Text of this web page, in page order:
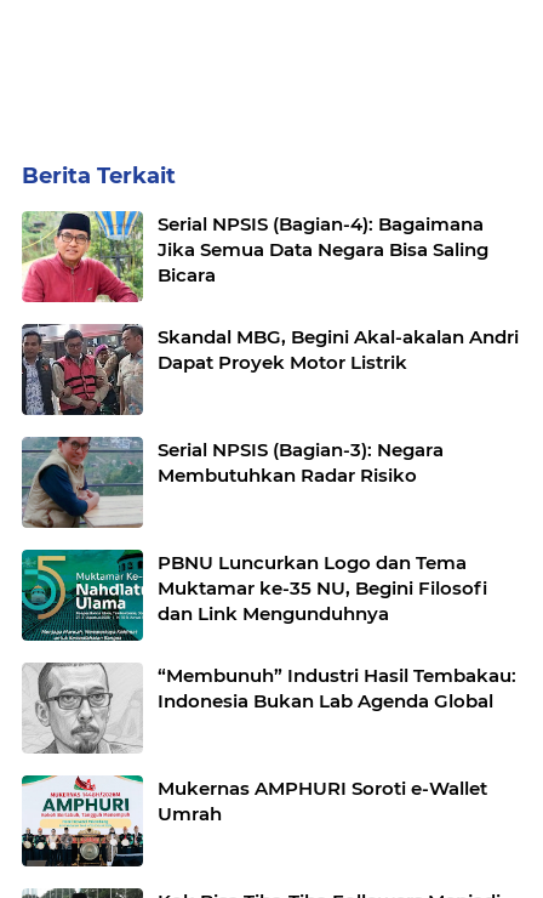
Berita Terkait
Serial NPSIS (Bagian-4): Bagaimana
Jika Semua Data Negara Bisa Saling
Bicara
Skandal MBG, Begini Akal-akalan Andri
Dapat Proyek Motor Listrik
Serial NPSIS (Bagian-3): Negara
Membutuhkan Radar Risiko
PBNU Luncurkan Logo dan Tema
Muktamar ke-35 NU, Begini Filosofi
dan Link Mengunduhnya
“Membunuh” Industri Hasil Tembakau:
Indonesia Bukan Lab Agenda Global
Mukernas AMPHURI Soroti e-Wallet
Umrah